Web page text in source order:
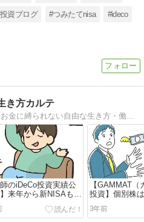
資ブログ #つみたてnisa #ideco
き方カルテ
サイドFIREを目指す医師が会社やお金に縛られない自由な生き方・働き方をポジティブに追い求めていくブログです。主にインデックス投資で資産形成をしています。仕事に忙しい中でもできる投資・考え方を発信していきます。
師のiDeCo投資実績公
来年から新NISAも始
さらに地味な存在
(23年1月)
【GAMMAT（
投資】個別株
【PayPay証券
3年前